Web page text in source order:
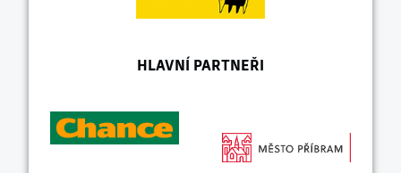
HLAVNÍ PARTNEŘI